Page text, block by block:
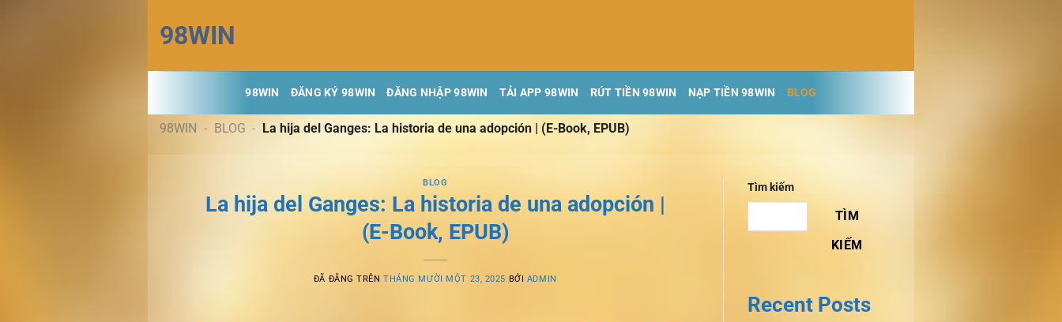
đến
nội
dung
98WIN
98WIN ĐĂNG KÝ 98WIN ĐĂNG NHẬP 98WIN TẢI APP 98WIN RÚT TIỀN 98WIN NẠP TIỀN 98WIN BLOG
98WIN - BLOG - La hija del Ganges: La historia de una adopción | (E-Book, EPUB)
BLOG
La hija del Ganges: La historia de una adopción |
(E-Book, EPUB)
ĐÃ ĐĂNG TRÊNTHÁNG MƯỜI MỘT 23, 2025 BỞI ADMIN
Tìm kiếm
TÌM
KIẾM
Recent Posts